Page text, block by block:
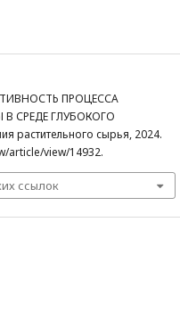
ПРОЦЕССА
СРЕДЕ ГЛУБОКОГО
сырья, 2024.
article/view/14932.
ссылок